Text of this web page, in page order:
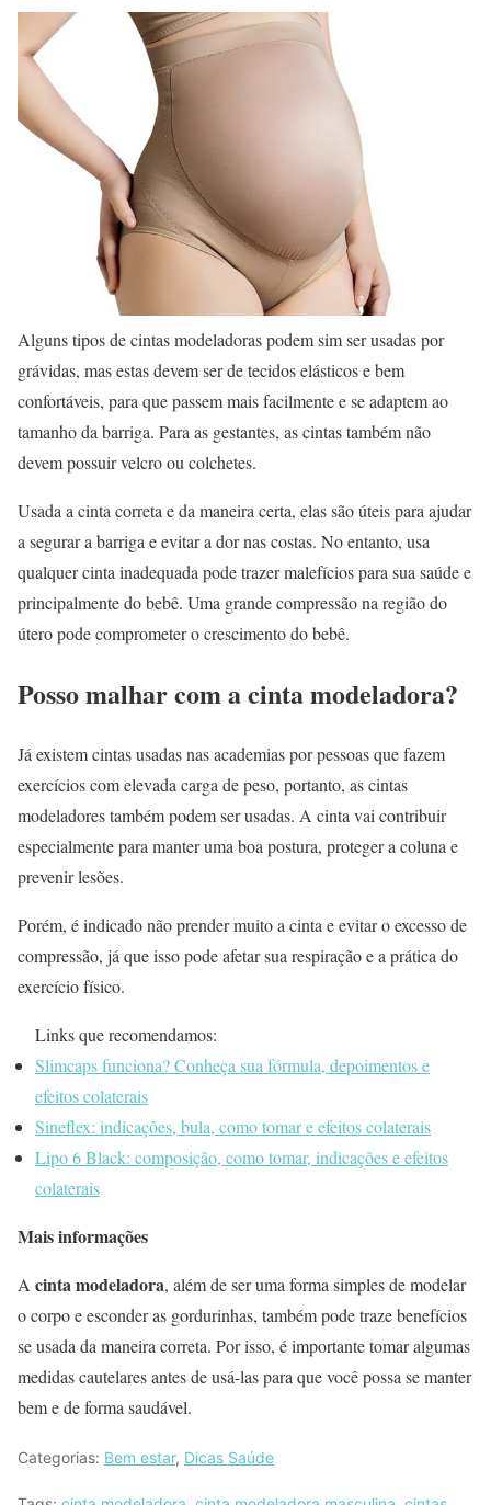
Alguns tipos de cintas modeladoras podem sim ser usadas por
grávidas, mas estas devem ser de tecidos elásticos e bem
confortáveis, para que passem mais facilmente e se adaptem ao
tamanho da barriga. Para as gestantes, as cintas também não
devem possuir velcro ou colchetes.
Usada a cinta correta e da maneira certa, elas são úteis para ajudar
a segurar a barriga e evitar a dor nas costas. No entanto, usa
qualquer cinta inadequada pode trazer malefícios para sua saúde e
principalmente do bebê. Uma grande compressão na região do
útero pode comprometer o crescimento do bebê.
Posso malhar com a cinta modeladora?
Já existem cintas usadas nas academias por pessoas que fazem
exercícios com elevada carga de peso, portanto, as cintas
modeladores também podem ser usadas. A cinta vai contribuir
especialmente para manter uma boa postura, proteger a coluna e
prevenir lesões.
Porém, é indicado não prender muito a cinta e evitar o excesso de
compressão, já que isso pode afetar sua respiração e a prática do
exercício físico.
Links que recomendamos:
Slimcaps funciona? Conheça sua fórmula, depoimentos e
efeitos colaterais
Sineflex: indicações, bula, como tomar e efeitos colaterais
Lipo 6 Black: composição, como tomar, indicações e efeitos
colaterais
Mais informações
A cinta modeladora, além de ser uma forma simples de modelar
o corpo e esconder as gordurinhas, também pode traze benefícios
se usada da maneira correta. Por isso, é importante tomar algumas
medidas cautelares antes de usá-las para que você possa se manter
bem e de forma saudável.
Categorias: Bem estar, Dicas Saúde